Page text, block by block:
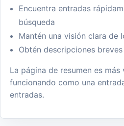
Encuentra entradas
búsqueda
Mantén una visión clara de
Obtén descripciones
La página de resumen es
funcionando como una
entradas.